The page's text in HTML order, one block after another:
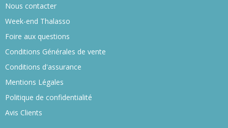
Nous contacter
Week-end Thalasso
Foire aux questions
Conditions Générales de vente
Conditions d'assurance
Mentions Légales
Politique de confidentialité
Avis Clients